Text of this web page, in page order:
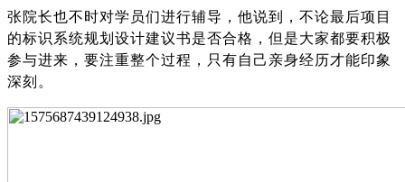
张院长也不时对学员们进行辅导，他说到，不论最后项目
的标识系统规划设计建议书是否合格，但是大家都要积极
参与进来，要注重整个过程，只有自己亲身经历才能印象
深刻。